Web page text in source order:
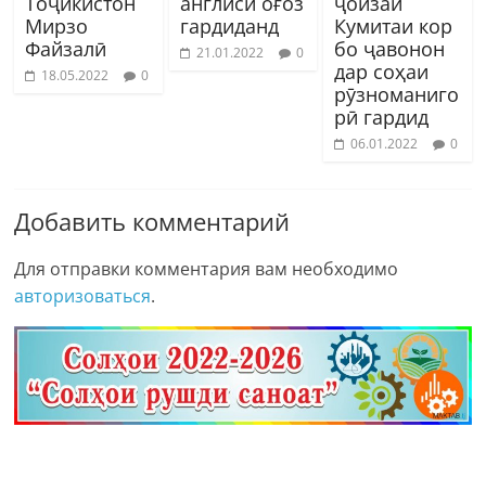
Мирзо
Файзалӣ
18.05.2022 0
гардиданд
21.01.2022 0
Кумитаи кор
бо ҷавонон
дар соҳаи
рӯзноманиго
рӣ гардид
06.01.2022 0
Добавить комментарий
Для отправки комментария вам необходимо
авторизоваться.